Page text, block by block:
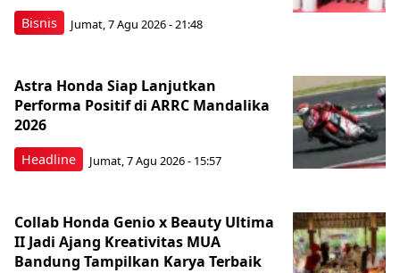
Bisnis Jumat, 7 Agu 2026 - 21:48
Headline
Astra Honda Siap Lanjutkan
Performa Positif di ARRC Mandalika
2026
Jumat, 7 Agu 2026 - 15:57
Collab Honda Genio x Beauty Ultima
II Jadi Ajang Kreativitas MUA
Bandung Tampilkan Karya Terbaik